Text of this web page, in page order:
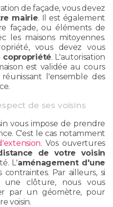
de façade, vous devez
mairie. Il est également
façade, ou éléments de
les maisons mitoyennes.
vous devez vous
. L'autorisation
est validée au cours
l'ensemble des
de ses voisins
vous impose de prendre
C'est le cas notamment
. Vos ouvertures
de votre voisin
L'aménagement d'une
Par ailleurs, si
une clôture, nous vous
par un géomètre, pour
voisin.